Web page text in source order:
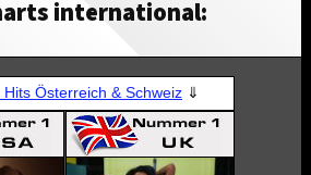
international: